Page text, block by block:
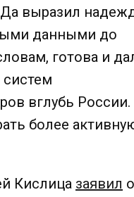
выразил
данными до
готова и
вглубь России.
более
Кислица заявил о